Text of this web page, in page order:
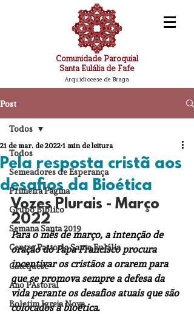
Comunidade Paroquial
Santa Eulália de Fafe
Arquidiocese de Braga
Post
Todos
Semeadores de Esperança
Primeira Página
Grupo Bíblico
Semana Santa 2019
Centro Pastorla Santa Eulália
Catequese
Ano PAstoral
Boletim Igreja Nova
Todos
Pela resposta cristã aos
desafios da Bioética
21 de mar. de 2022 1 min de leitura
Vozes Plurais - Março
2022
Para o mês de março, a intenção de
oração do Papa Francisco procura
incentivar os cristãos a orarem para
que se promova sempre a defesa da
vida perante os desafios atuais que são
colocados à bioética.